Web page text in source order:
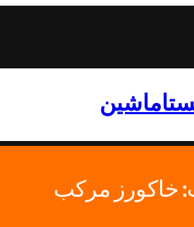
خاکورز مرکب